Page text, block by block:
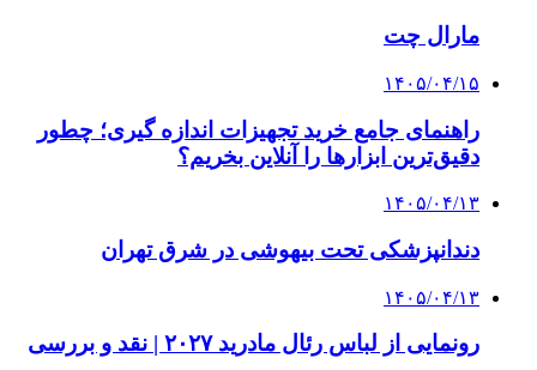
مارال چت
۱۴۰۵/۰۴/۱۵
راهنمای جامع خرید تجهیزات اندازه گیری؛ چطور
دقیق‌ترین ابزارها را آنلاین بخریم؟
۱۴۰۵/۰۴/۱۳
دندانپزشکی تحت بیهوشی در شرق تهران
۱۴۰۵/۰۴/۱۳
رونمایی از لباس رئال مادرید ۲۰۲۷ | نقد و بررسی